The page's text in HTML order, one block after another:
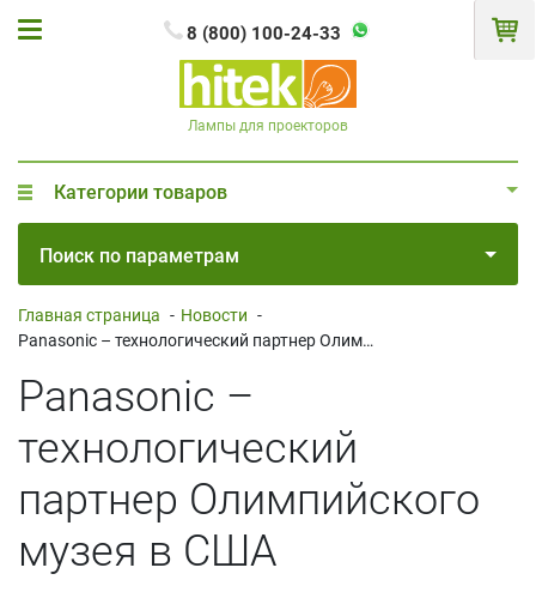
8 (800) 100-24-33
Лампы для проекторов
Категории товаров
Поиск по параметрам
Главная страница - Новости -
Panasonic – технологический партнер Олимпийского музея в США
Panasonic –
технологический
партнер Олимпийского
музея в США